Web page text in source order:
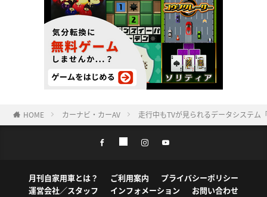
HOME カーナビ・カーAV 走行中もTVが見られるデータシステム
月刊自家用車とは？ ご利用案内
プライバシーポリシー
運営会社／スタッフ
インフォメーション お問い合わせ